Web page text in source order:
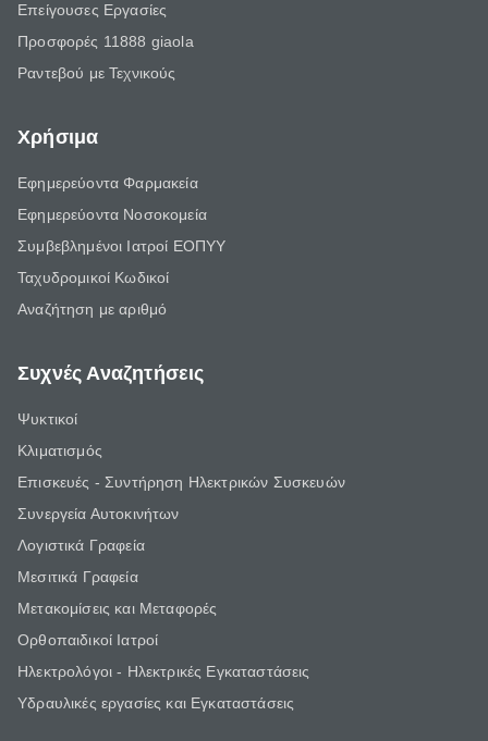
Επείγουσες Εργασίες
Προσφορές 11888 giaola
Ραντεβού με Τεχνικούς
Χρήσιμα
Εφημερεύοντα Φαρμακεία
Εφημερεύοντα Νοσοκομεία
Συμβεβλημένοι Ιατροί ΕΟΠΥΥ
Ταχυδρομικοί Κωδικοί
Αναζήτηση με αριθμό
Συχνές Αναζητήσεις
Ψυκτικοί
Κλιματισμός
Επισκευές - Συντήρηση Ηλεκτρικών Συσκευών
Συνεργεία Αυτοκινήτων
Λογιστικά Γραφεία
Μεσιτικά Γραφεία
Μετακομίσεις και Μεταφορές
Ορθοπαιδικοί Ιατροί
Ηλεκτρολόγοι - Ηλεκτρικές Εγκαταστάσεις
Υδραυλικές εργασίες και Εγκαταστάσεις